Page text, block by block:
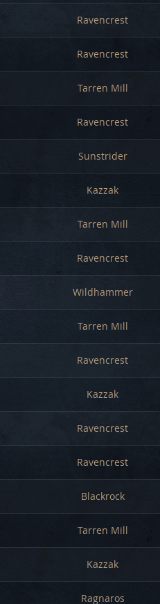
Ravencrest
Ravencrest
Tarren Mill
Ravencrest
Sunstrider
Kazzak
Tarren Mill
Ravencrest
Wildhammer
Tarren Mill
Ravencrest
Kazzak
Ravencrest
Ravencrest
Blackrock
Tarren Mill
Kazzak
Ragnaros